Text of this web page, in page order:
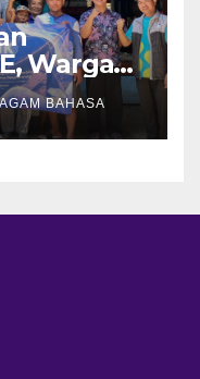
Warga
Diajak
Bernilai
BAHASA